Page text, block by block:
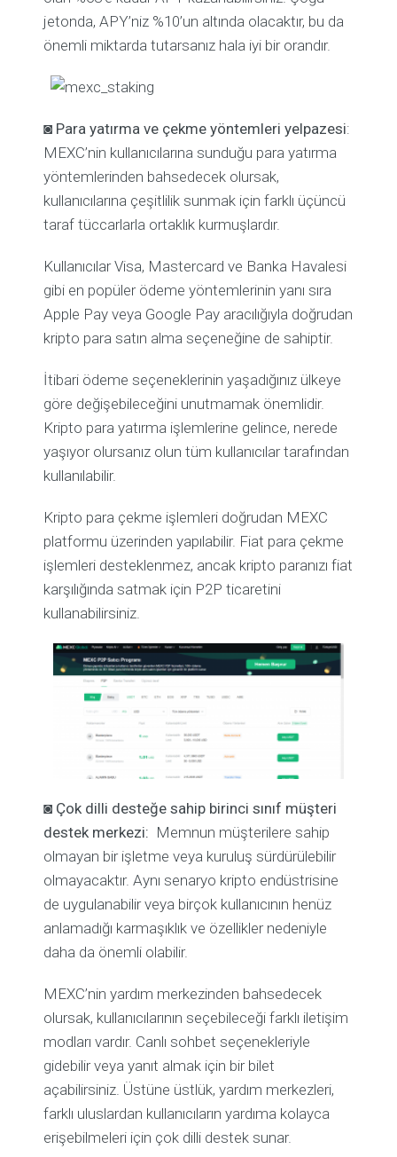
jetonda, APY’niz %10’un altında olacaktır, bu da
önemli miktarda tutarsanız hala iyi bir orandır.
◙ Para yatırma ve çekme yöntemleri yelpazesi:
MEXC’nin kullanıcılarına sunduğu para yatırma
yöntemlerinden bahsedecek olursak,
kullanıcılarına çeşitlilik sunmak için farklı üçüncü
taraf tüccarlarla ortaklık kurmuşlardır.
Kullanıcılar Visa, Mastercard ve Banka Havalesi
gibi en popüler ödeme yöntemlerinin yanı sıra
Apple Pay veya Google Pay aracılığıyla doğrudan
kripto para satın alma seçeneğine de sahiptir.
İtibari ödeme seçeneklerinin yaşadığınız ülkeye
göre değişebileceğini unutmamak önemlidir.
Kripto para yatırma işlemlerine gelince, nerede
yaşıyor olursanız olun tüm kullanıcılar tarafından
kullanılabilir.
Kripto para çekme işlemleri doğrudan MEXC
platformu üzerinden yapılabilir. Fiat para çekme
işlemleri desteklenmez, ancak kripto paranızı fiat
karşılığında satmak için P2P ticaretini
kullanabilirsiniz.
◙ Çok dilli desteğe sahip birinci sınıf müşteri
destek merkezi: Memnun müşterilere sahip
olmayan bir işletme veya kuruluş sürdürülebilir
olmayacaktır. Aynı senaryo kripto endüstrisine
de uygulanabilir veya birçok kullanıcının henüz
anlamadığı karmaşıklık ve özellikler nedeniyle
daha da önemli olabilir.
MEXC’nin yardım merkezinden bahsedecek
olursak, kullanıcılarının seçebileceği farklı iletişim
modları vardır. Canlı sohbet seçenekleriyle
gidebilir veya yanıt almak için bir bilet
açabilirsiniz. Üstüne üstlük, yardım merkezleri,
farklı uluslardan kullanıcıların yardıma kolayca
erişebilmeleri için çok dilli destek sunar.